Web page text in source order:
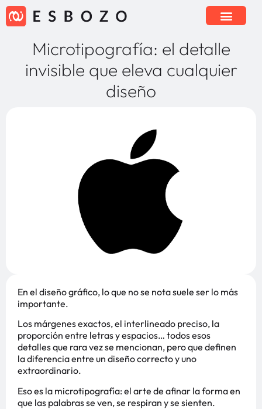
Microtipografía: el detalle
invisible que eleva cualquier
diseño
En el diseño gráfico, lo que no se nota suele ser lo más
importante.
Los márgenes exactos, el interlineado preciso, la
proporción entre letras y espacios… todos esos
detalles que rara vez se mencionan, pero que definen
la diferencia entre un diseño correcto y uno
extraordinario.
Eso es la microtipografía: el arte de afinar la forma en
que las palabras se ven, se respiran y se sienten.